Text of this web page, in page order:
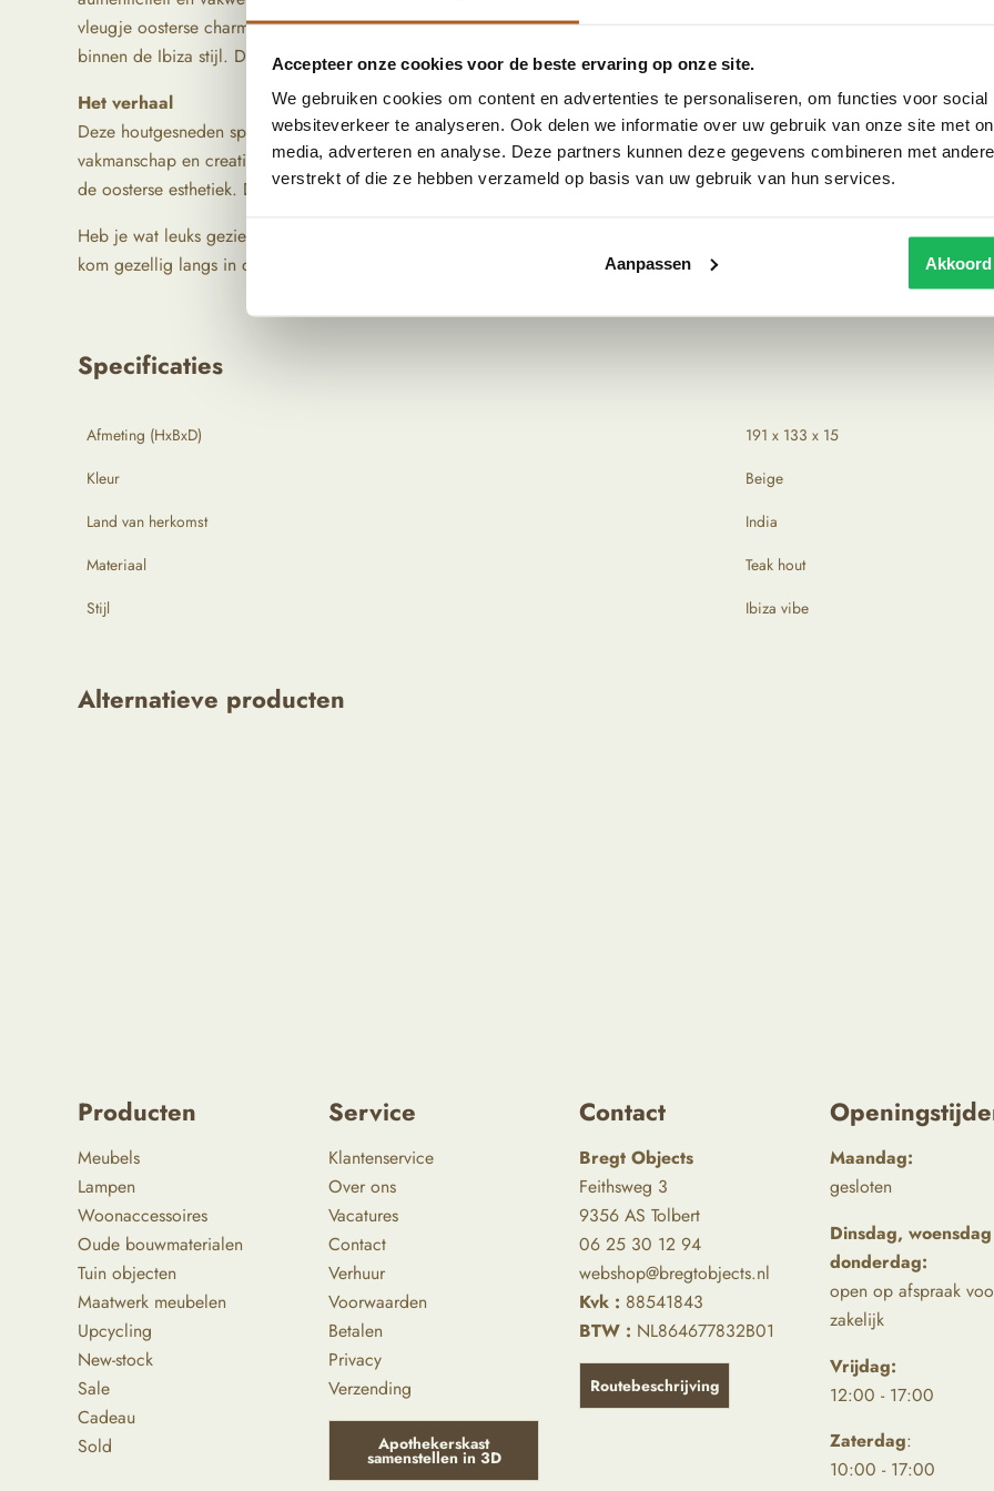
Accepteer onze cookies voor de beste ervaring op onze site.
We gebruiken cookies om content en advertenties te personaliseren, om functies voor
websiteverkeer te analyseren. Ook delen we informatie over uw gebruik van onze site met
media, adverteren en analyse. Deze partners kunnen deze gegevens combineren met
verstrekt of die ze hebben verzameld op basis van uw gebruik van hun services.
Aanpassen Akkoord
vleugje oosterse charme toe aan je interieur. Het materiaal teak hout, straalt warmte en rust uit wat past
binnen de Ibiza stijl. Deze spiegel transformeert elke ruimte in het huis.
Het verhaal
Deze houtgesneden spiegel is afkomstig uit Noord-India, waar het ooit diende als een raampoort. Door
vakmanschap en creativiteit te combineren, is deze poort geupcycled tot een unieke spiegel met behoud van
de oosterse esthetiek. De details zijn adembenemend, en reflecteren het vakmanschap uit India.
Heb je wat leuks gezien, maar kan je het artikel niet vinden op de website? Stuur ons dan gerust een appje of
kom gezellig langs in de winkel!
Specificaties
Afmeting (HxBxD)
191 x 133 x 15
Kleur
Beige
Land van herkomst
India
Materiaal
Teak hout
Stijl
Ibiza vibe
Alternatieve producten
Producten
Meubels
Lampen
Woonaccessoires
Oude bouwmaterialen
Tuin objecten
Maatwerk meubelen
Upcycling
New-stock
Sale
Cadeau
Sold
Service
Klantenservice
Over ons
Vacatures
Contact
Verhuur
Voorwaarden
Betalen
Privacy
Verzending
Apothekerskast
samenstellen in 3D
Contact
Bregt Objects
Feithsweg 3
9356 AS Tolbert
06 25 30 12 94
webshop@bregtobjects.nl
Kvk : 88541843
BTW : NL864677832B01
Routebeschrijving
Maandag:
gesloten
Dinsdag,
donderdag:
open op afspraak
zakelijk
Vrijdag:
12:00 - 17:00
Zaterdag:
10:00 - 17:00